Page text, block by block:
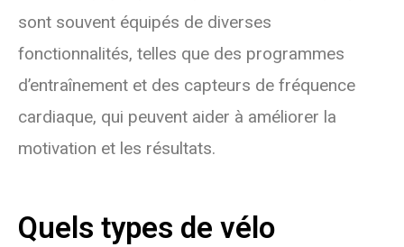
sont souvent équipés de diverses
fonctionnalités, telles que des programmes
d’entraînement et des capteurs de fréquence
cardiaque, qui peuvent aider à améliorer la
motivation et les résultats.
Quels types de vélo